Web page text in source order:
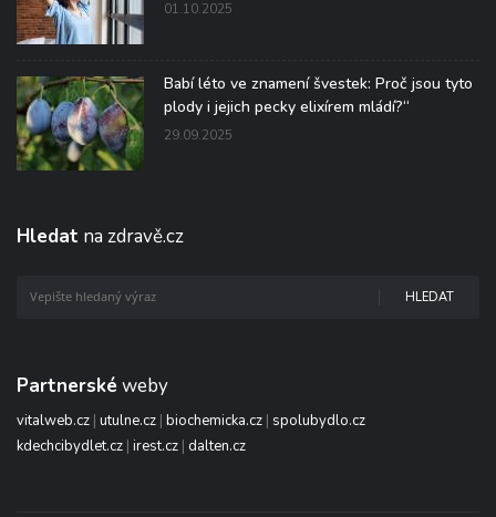
01.10.2025
Babí léto ve znamení švestek: Proč jsou tyto
plody i jejich pecky elixírem mládí?“
29.09.2025
Hledat na zdravě.cz
HLEDAT
Partnerské weby
vitalweb.cz | utulne.cz | biochemicka.cz | spolubydlo.cz
kdechcibydlet.cz | irest.cz | dalten.cz